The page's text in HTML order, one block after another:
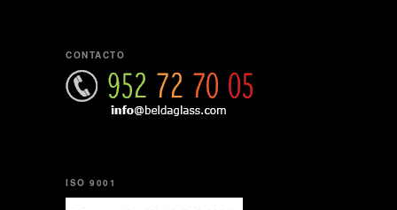
CONTACTO
ISO 9001